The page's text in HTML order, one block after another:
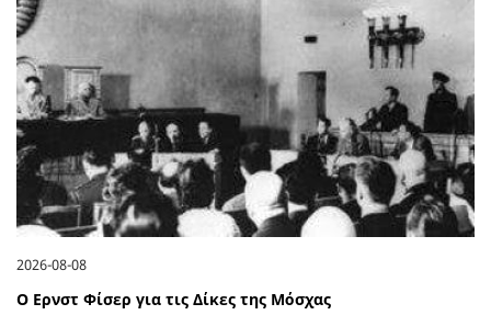
2026-08-08
Ο Ερνστ Φίσερ για τις Δίκες της Μόσχας